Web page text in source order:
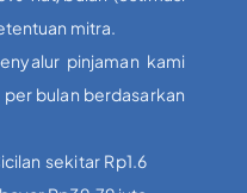
mitra.
pinjaman kami
bulan berdasarkan
sekitar Rp1.6